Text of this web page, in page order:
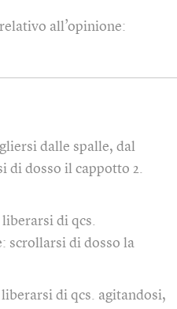
all’opinione:
dalle spalle, dal
di dosso il cappotto 2.
liberarsi di qcs.
scrollarsi di dosso la
liberarsi di qcs. agitandosi,